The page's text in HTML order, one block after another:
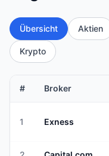
Übersicht Aktien
Krypto
# Broker
1 Exness